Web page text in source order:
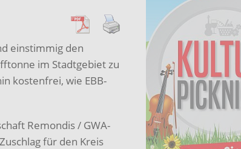
einstimmig den
im Stadtgebiet zu
kostenfrei, wie EBB-
Remondis / GWA-
für den Kreis